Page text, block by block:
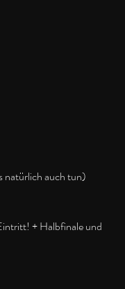
natürlich auch tun)
+ Halbfinale und